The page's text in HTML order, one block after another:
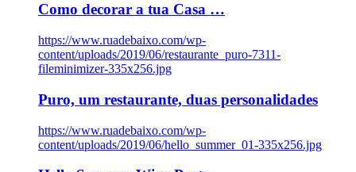
Como decorar a tua Casa …
https://www.ruadebaixo.com/wp-
content/uploads/2019/06/restaurante_puro-7311-
fileminimizer-335x256.jpg
Puro, um restaurante, duas personalidades
https://www.ruadebaixo.com/wp-
content/uploads/2019/06/hello_summer_01-335x256.jpg